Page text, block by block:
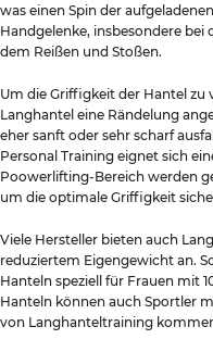
was einen Spin der
Handgelenke, insbesondere
dem Reißen und Stoßen.
Um die Griffigkeit der Hantel zu
Langhantel eine Rändelung
eher sanft oder sehr scharf
Personal Training eignet sich
Poowerlifting-Bereich werden
um die optimale Griffigkeit
Viele Hersteller bieten auch
reduziertem Eigengewicht an.
Hanteln speziell für Frauen mit
Hanteln können auch Sportler
von Langhanteltraining